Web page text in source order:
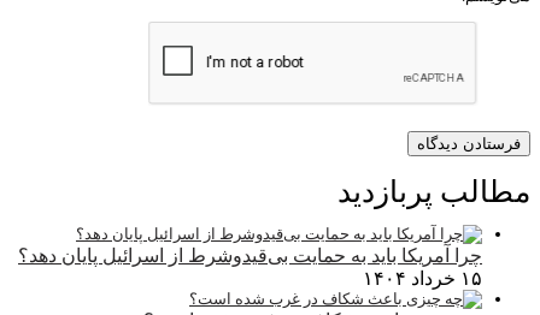
مطالب پربازدید
چرا آمریکا باید به حمایت بی‌قیدوشرط از اسرائیل پایان دهد؟
۱۵ خرداد ۱۴۰۴